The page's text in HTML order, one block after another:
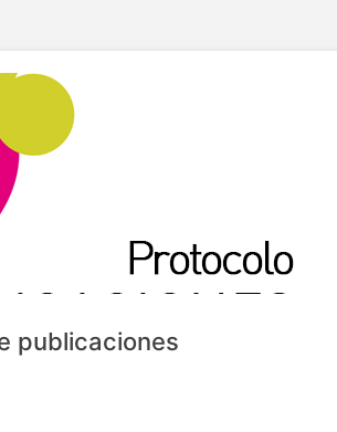
publicaciones